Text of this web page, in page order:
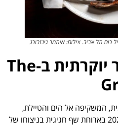
תל אביב. צילום: איתמר גינזבורג
חגיגת סילבסטר יוקרתית ב-The
המשקיפה אל הים והטיילת,
מזמינה אתכם לקבל את שנת 2026 בארוחת שף חגיגית בניצוחו של